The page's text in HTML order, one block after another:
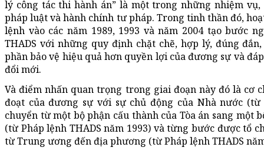
lý công tác thi hành án” là một trong những nhiệm
pháp luật và hành chính tư pháp. Trong tinh thần đó,
lệnh vào các năm 1989, 1993 và năm 2004 tạo bước
THADS với những quy định chặt chẽ, hợp lý, đúng
phần bảo vệ hiệu quả hơn quyền lợi của đương sự và
đổi mới.
Và điểm nhấn quan trọng trong giai đoạn này đó là cơ
đoạt của đương sự với sự chủ động của Nhà nước (từ
chuyển từ một bộ phận cấu thành của Tòa án sang một
(từ Pháp lệnh THADS năm 1993) và từng bước được tổ
từ Trung ương đến địa phương (từ Pháp lệnh THADS